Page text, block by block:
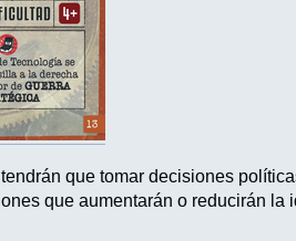
que tomar decisiones
que aumentarán o reducirán la